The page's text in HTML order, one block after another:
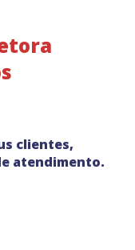
clientes,
atendimento.